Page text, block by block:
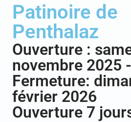
Patinoire de
Penthalaz
Ouverture :
novembre 2025 -
Fermeture:
février 2026
Ouverture 7